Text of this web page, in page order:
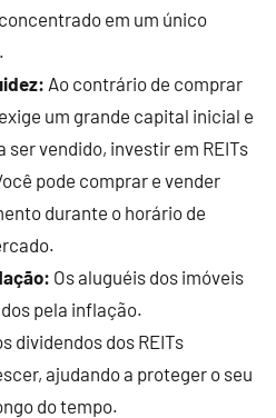
em um único
Ao contrário de comprar
um grande capital inicial e
ser vendido, investir em REITs
pode comprar e vender
durante o horário de
Os aluguéis dos imóveis
pela inflação.
dividendos dos REITs
ajudando a proteger o seu
do tempo.